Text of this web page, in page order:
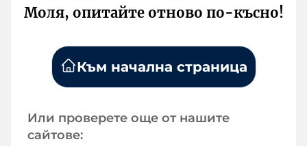
Моля, опитайте отново по-късно!
Към начална страница
Или проверете още от нашите
сайтове: